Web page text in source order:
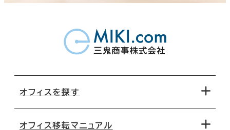
オフィスを探す
オフィス移転マニュアル